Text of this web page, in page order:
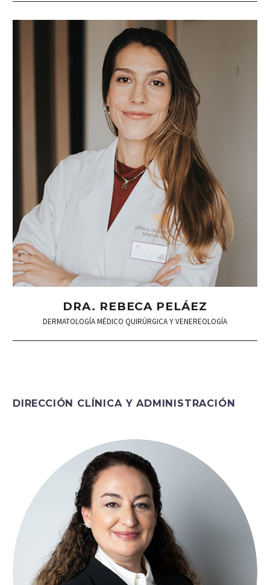
DRA. REBECA PELÁEZ
DERMATOLOGÍA MÉDICO QUIRÚRGICA Y VENEREOLOGÍA
DIRECCIÓN CLÍNICA Y ADMINISTRACIÓN